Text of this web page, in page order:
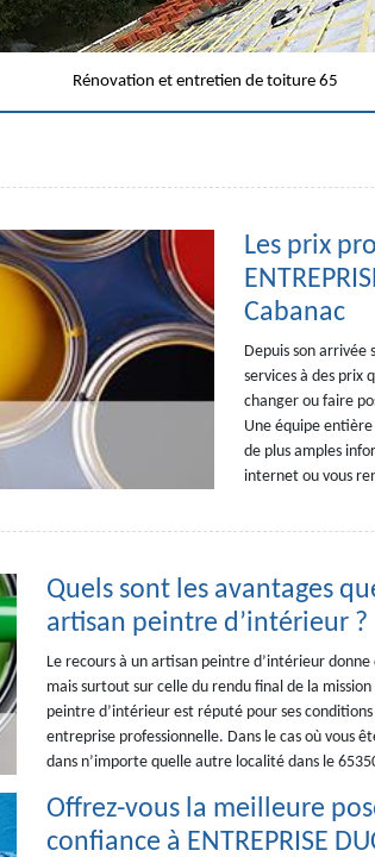
Rénovation et entretien de toiture 65
Les prix
Cabanac
Depuis son arrivée
services à des prix
changer ou faire
Une équipe
de plus amples
internet ou vous
Quels sont les avantages
artisan peintre d’intérieur ?
Le recours à un artisan peintre d’intérieur
mais surtout sur celle du rendu final de la
peintre d’intérieur est réputé pour ses
entreprise professionnelle. Dans le cas où vous
dans n’importe quelle autre localité dans le
Offrez-vous la meilleure
confiance à ENTREPRISE